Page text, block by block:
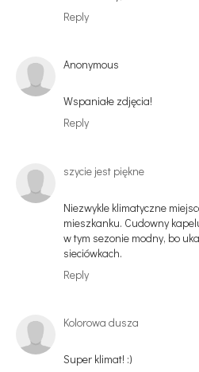
Reply
Anonymous
Wspaniałe zdjęcia!
Reply
szycie jest piękne
Niezwykle klimatyczne
mieszkanku. Cudowny
w tym sezonie modny, bo
sieciówkach.
Reply
Kolorowa dusza
Super klimat! :)